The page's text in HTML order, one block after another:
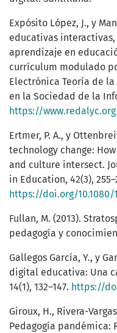
Expósito López, J., y
educativas
aprendizaje en
currículum modulado
Electrónica Teoría de
en la Sociedad de la
https://
Ertmer, P. A., y
technology change:
and culture intersect.
in Education, 42(3),
https://doi.org/10.1080/
Fullan, M. (2013).
pedagogía y
Gallegos García, Y., y
digital educativa: Una
14(1), 132–147. https://
Giroux, H., Rivera-
Pedagogía pandémica: